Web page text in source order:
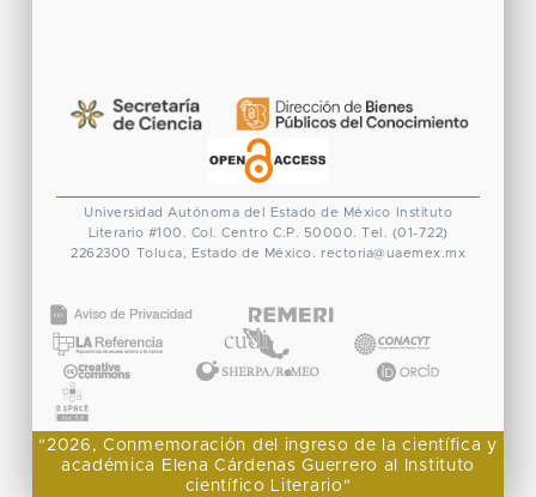
Universidad Autónoma del Estado de México
Instituto
Literario #100. Col. Centro C.P. 50000. Tel. (01-722)
2262300 Toluca, Estado de México. rectoria@uaemex.mx
"2026, Conmemoración del ingreso de la científica y
académica Elena Cárdenas Guerrero al Instituto
científico Literario"